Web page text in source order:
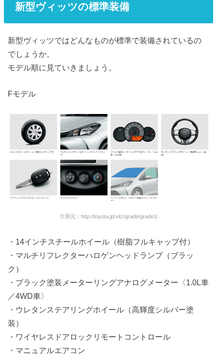
新型ヴィッツの標準装備
新型ヴィッツではどんなものが標準で装備されているの
でしょうか。
モデル順に見ていきましょう。
Fモデル
引用元：http://toyota.jp/vitz/grade/grade1/
・14インチスチールホイール（樹脂フルキャップ付）
・マルチリフレクターハロゲンヘッドランプ（ブラッ
ク）
・ブラック塗装メーターリングアナログメーター〈1.0L車
／4WD車〉
・ウレタンステアリングホイール（高輝度シルバー塗
装）
・ワイヤレスドアロックリモートコントロール
・マニュアルエアコン